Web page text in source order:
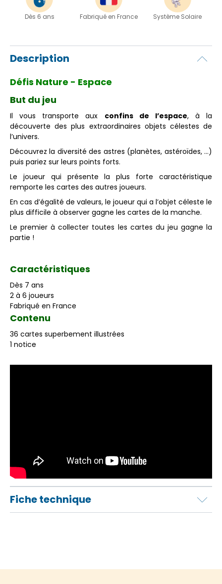
Dès 6 ans Fabriqué en France Système Solaire
Description
Défis Nature - Espace
But du jeu
Il vous transporte aux confins de l’espace, à la
découverte des plus extraordinaires objets célestes de
l’univers.
Découvrez la diversité des astres (planètes, astéroïdes, …)
puis pariez sur leurs points forts.
Le joueur qui présente la plus forte caractéristique
remporte les cartes des autres joueurs.
En cas d’égalité de valeurs, le joueur qui a l’objet céleste le
plus difficile à observer gagne les cartes de la manche.
Le premier à collecter toutes les cartes du jeu gagne la
partie !
Caractéristiques
Dès 7 ans
2 à 6 joueurs
Fabriqué en France
Contenu
36 cartes superbement illustrées
1 notice
Fiche technique